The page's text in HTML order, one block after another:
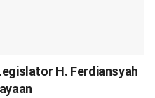
H. Ferdiansyah